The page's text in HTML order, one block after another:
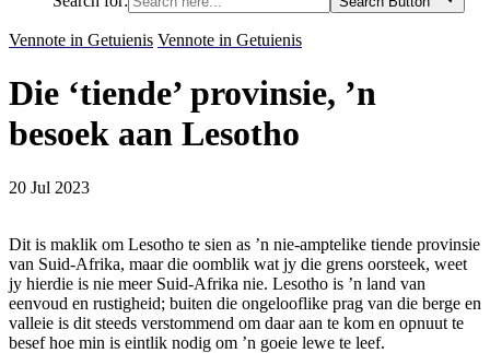
Vennote in Getuienis Vennote in Getuienis
Die ‘tiende’ provinsie, ’n
besoek aan Lesotho
20 Jul 2023
Dit is maklik om Lesotho te sien as ’n nie-amptelike tiende provinsie
van Suid-Afrika, maar die oomblik wat jy die grens oorsteek, weet
jy hierdie is nie meer Suid-Afrika nie. Lesotho is ’n land van
eenvoud en rustigheid; buiten die ongelooflike prag van die berge en
valleie is dit steeds verstommend om daar aan te kom en opnuut te
besef hoe min is eintlik nodig om ’n goeie lewe te leef.